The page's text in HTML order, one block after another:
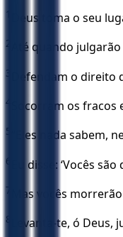
1 Deus toma o seu
2 Até quando
3 Defendam o
4 Socorram os
5 “Eles nada
6 Eu disse: ‘Vocês
7 Mas vocês
8
Levanta-te, ó